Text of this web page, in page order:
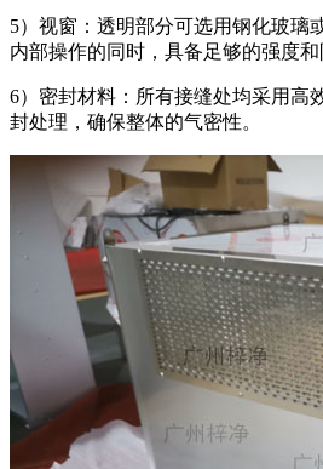
5）视窗：透明部分可选用钢化玻璃
内部操作的同时，具备足够的强度和
6）密封材料：所有接缝处均采用高
封处理，确保整体的气密性。